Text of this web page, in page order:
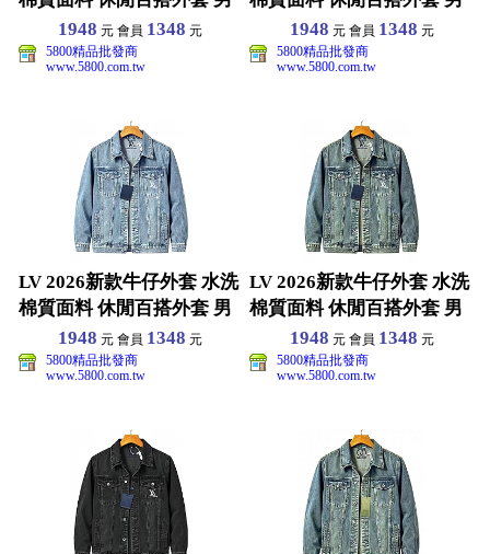
女同款 S-
1948 元 會員 1348 元
5800精品批發商
www.5800.com.tw
女同款 S-
1948 元 會員 1348 元
5800精品批發商
www.5800.com.tw
LV 2026新款牛仔外套 水洗
棉質面料 休閒百搭外套 男
女同款 S-
1948 元 會員 1348 元
5800精品批發商
www.5800.com.tw
LV 2026新款牛仔外套 水洗
棉質面料 休閒百搭外套 男
女同款 S-
1948 元 會員 1348 元
5800精品批發商
www.5800.com.tw